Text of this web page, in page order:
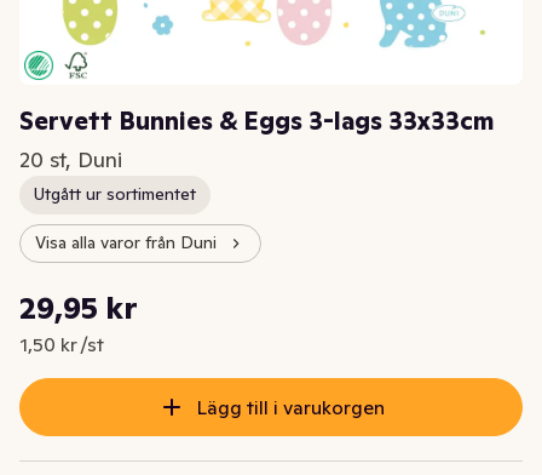
Servett Bunnies & Eggs 3-lags 33x33cm
20 st, Duni
Utgått ur sortimentet
Visa alla varor från Duni
Nuvarande pris är: 29,95 kr
29,95 kr
1,50 kr /st
Styckpris: 1,50 kr /st
Lägg till i varukorgen